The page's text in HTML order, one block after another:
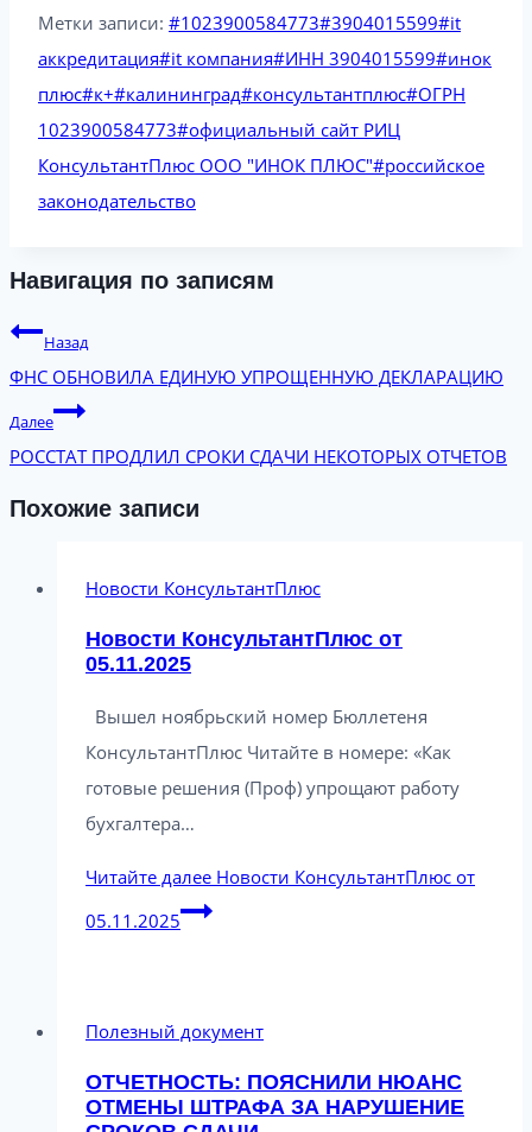
Метки записи: #1023900584773#3904015599#it
аккредитация#it компания#ИНН 3904015599#инок
плюс#к+#калининград#консультантплюс#ОГРН
1023900584773#официальный сайт РИЦ
КонсультантПлюс ООО "ИНОК ПЛЮС"#российское
законодательство
Навигация по записям
Назад
ФНС ОБНОВИЛА ЕДИНУЮ УПРОЩЕННУЮ ДЕКЛАРАЦИЮ
Далее
РОССТАТ ПРОДЛИЛ СРОКИ СДАЧИ НЕКОТОРЫХ ОТЧЕТОВ
Похожие записи
Новости КонсультантПлюс
Новости КонсультантПлюс от
05.11.2025
Вышел ноябрьский номер Бюллетеня
КонсультантПлюс Читайте в номере: «Как
готовые решения (Проф) упрощают работу
бухгалтера…
Читайте далее Новости КонсультантПлюс от
05.11.2025
Полезный документ
ОТЧЕТНОСТЬ: ПОЯСНИЛИ НЮАНС
ОТМЕНЫ ШТРАФА ЗА НАРУШЕНИЕ